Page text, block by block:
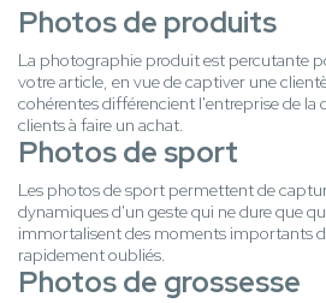
Photos de produits
La photographie produit est percutante
votre article, en vue de captiver une
cohérentes différencient l'entreprise de la
clients à faire un achat.
Photos de sport
Les photos de sport permettent de
dynamiques d'un geste qui ne dure que
immortalisent des moments importants
rapidement oubliés.
Photos de grossesse